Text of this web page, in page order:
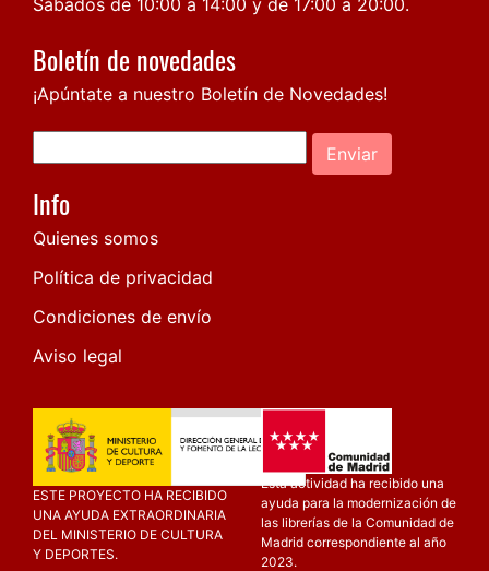
Boletín de novedades
¡Apúntate a nuestro Boletín de Novedades!
Enviar
Info
Quienes somos
Política de privacidad
Condiciones de envío
Aviso legal
ESTE PROYECTO HA RECIBIDO
UNA AYUDA EXTRAORDINARIA
DEL MINISTERIO DE CULTURA
Y DEPORTES.
Esta actividad ha recibido una
ayuda para la modernización de
las librerías de la Comunidad de
Madrid correspondiente al año
2023.